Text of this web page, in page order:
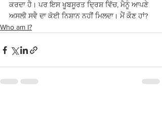
ਕਰਦਾ ਹੈ। ਪਰ ਇਸ ਖੂਬਸੂਰਤ ਦ੍ਰਿਸ਼ ਵਿੱਚ, ਮੈਨੂੰ ਆਪਣੇ
ਅਸਲੀ ਸਵੈ ਦਾ ਕੋਈ ਨਿਸ਼ਾਨ ਨਹੀਂ ਮਿਲਦਾ। ਮੈਂ ਕੌਣ ਹਾਂ?
Who am I?